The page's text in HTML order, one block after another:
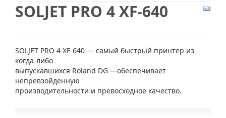
SOLJET PRO 4 XF-640
SOLJET PRO 4 XF-640 — самый быстрый принтер из
когда-либо
выпускавшихся Roland DG —обеспечивает
непревзойденную
производительности и превосходное качество.